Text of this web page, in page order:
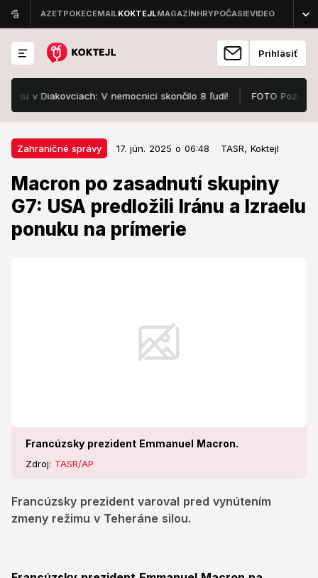
Prihlásiť
v Diakovciach: V nemocnici skončilo 8 ľudí! FOTO Pozrite, v
Zahraničné správy 17. jún. 2025 o 06:48 TASR, Koktejl
Macron po zasadnutí skupiny
G7: USA predložili Iránu a Izraelu
ponuku na prímerie
Francúzsky prezident Emmanuel Macron.
Zdroj: TASR/AP
Francúzsky prezident varoval pred vynútením
zmeny režimu v Teheráne silou.
Zahraničné správy 17. jún. 2025 o 06:48
Macron po zasadnutí skupiny G7:
USA predložili Iránu a Izraelu
ponuku na prímerie